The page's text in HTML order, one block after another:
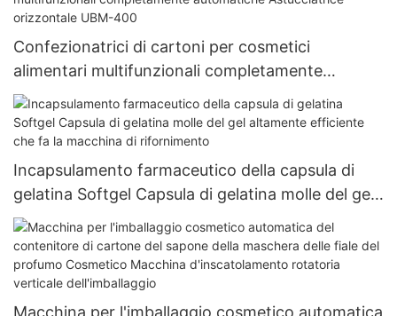
Confezionatrici di cartoni per cosmetici
alimentari multifunzionali completamente
automatiche Astucciatrice orizzontale UBM-400
Incapsulamento farmaceutico della capsula di
gelatina Softgel Capsula di gelatina molle del gel
altamente efficiente che fa la macchina di
rifornimento